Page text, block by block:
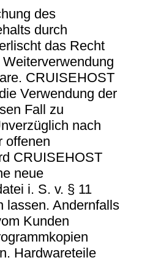
des
durch
das Recht
CRUISEHOST
Verwendung der
Fall zu
nach
offenen
CRUISEHOST
neue
i. S. v. § 11
lassen. Andernfalls
Kunden
Hardwareteile